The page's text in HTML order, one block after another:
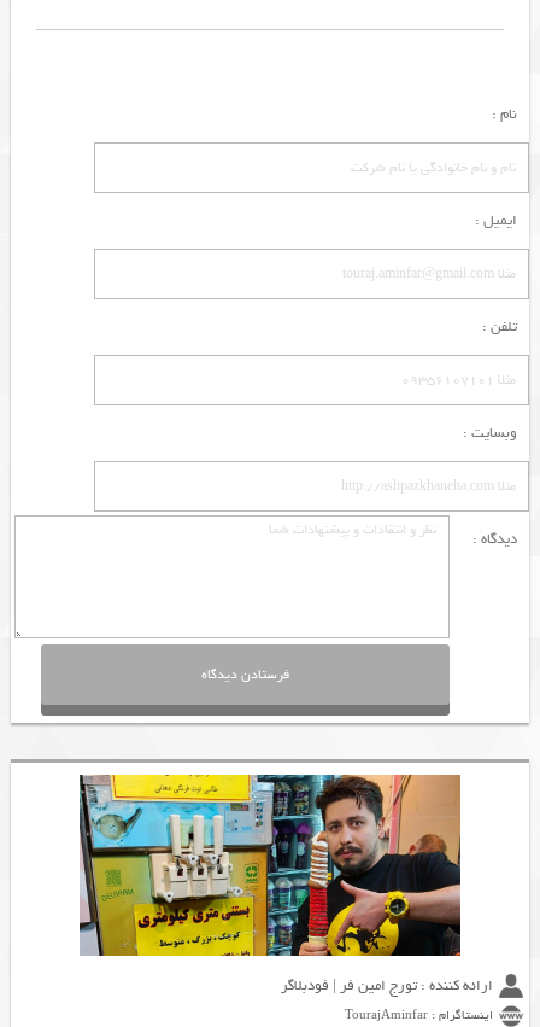
نام :
ایمیل :
تلفن :
وبسایت :
دیدگاه :
ارائه کننده : تورج امین فر | فودبلاگر
اینستاگرام : TourajAminfar